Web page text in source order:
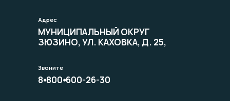
117461, Г. МОСКВА, ВН. ТЕР. Г.
МУНИЦИПАЛЬНЫЙ ОКРУГ
ЗЮЗИНО, УЛ. КАХОВКА, Д. 25,
Адрес
8⦁800⦁600-26-30
Звоните